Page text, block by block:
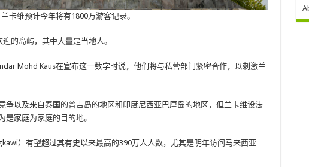
卡维预计今年将有1800万游客记录。
的岛屿，其中大量是当地人。
Mohd Kaus在宣布这一数字时说，他们将与私营部门紧密合作，以刺激兰
争以及来自泰国的普吉岛的地区和印度尼西亚巴厘岛的地区，但兰卡维设法
是家庭为家庭的目的地。
）有望超过其有史以来最高的390万人人数，尤其是明年访问马来西亚